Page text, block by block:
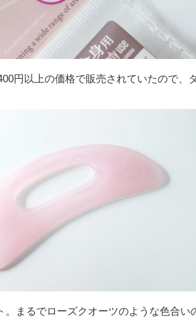
円以上の価格で販売されていたので、
まるでローズクオーツのような色合い